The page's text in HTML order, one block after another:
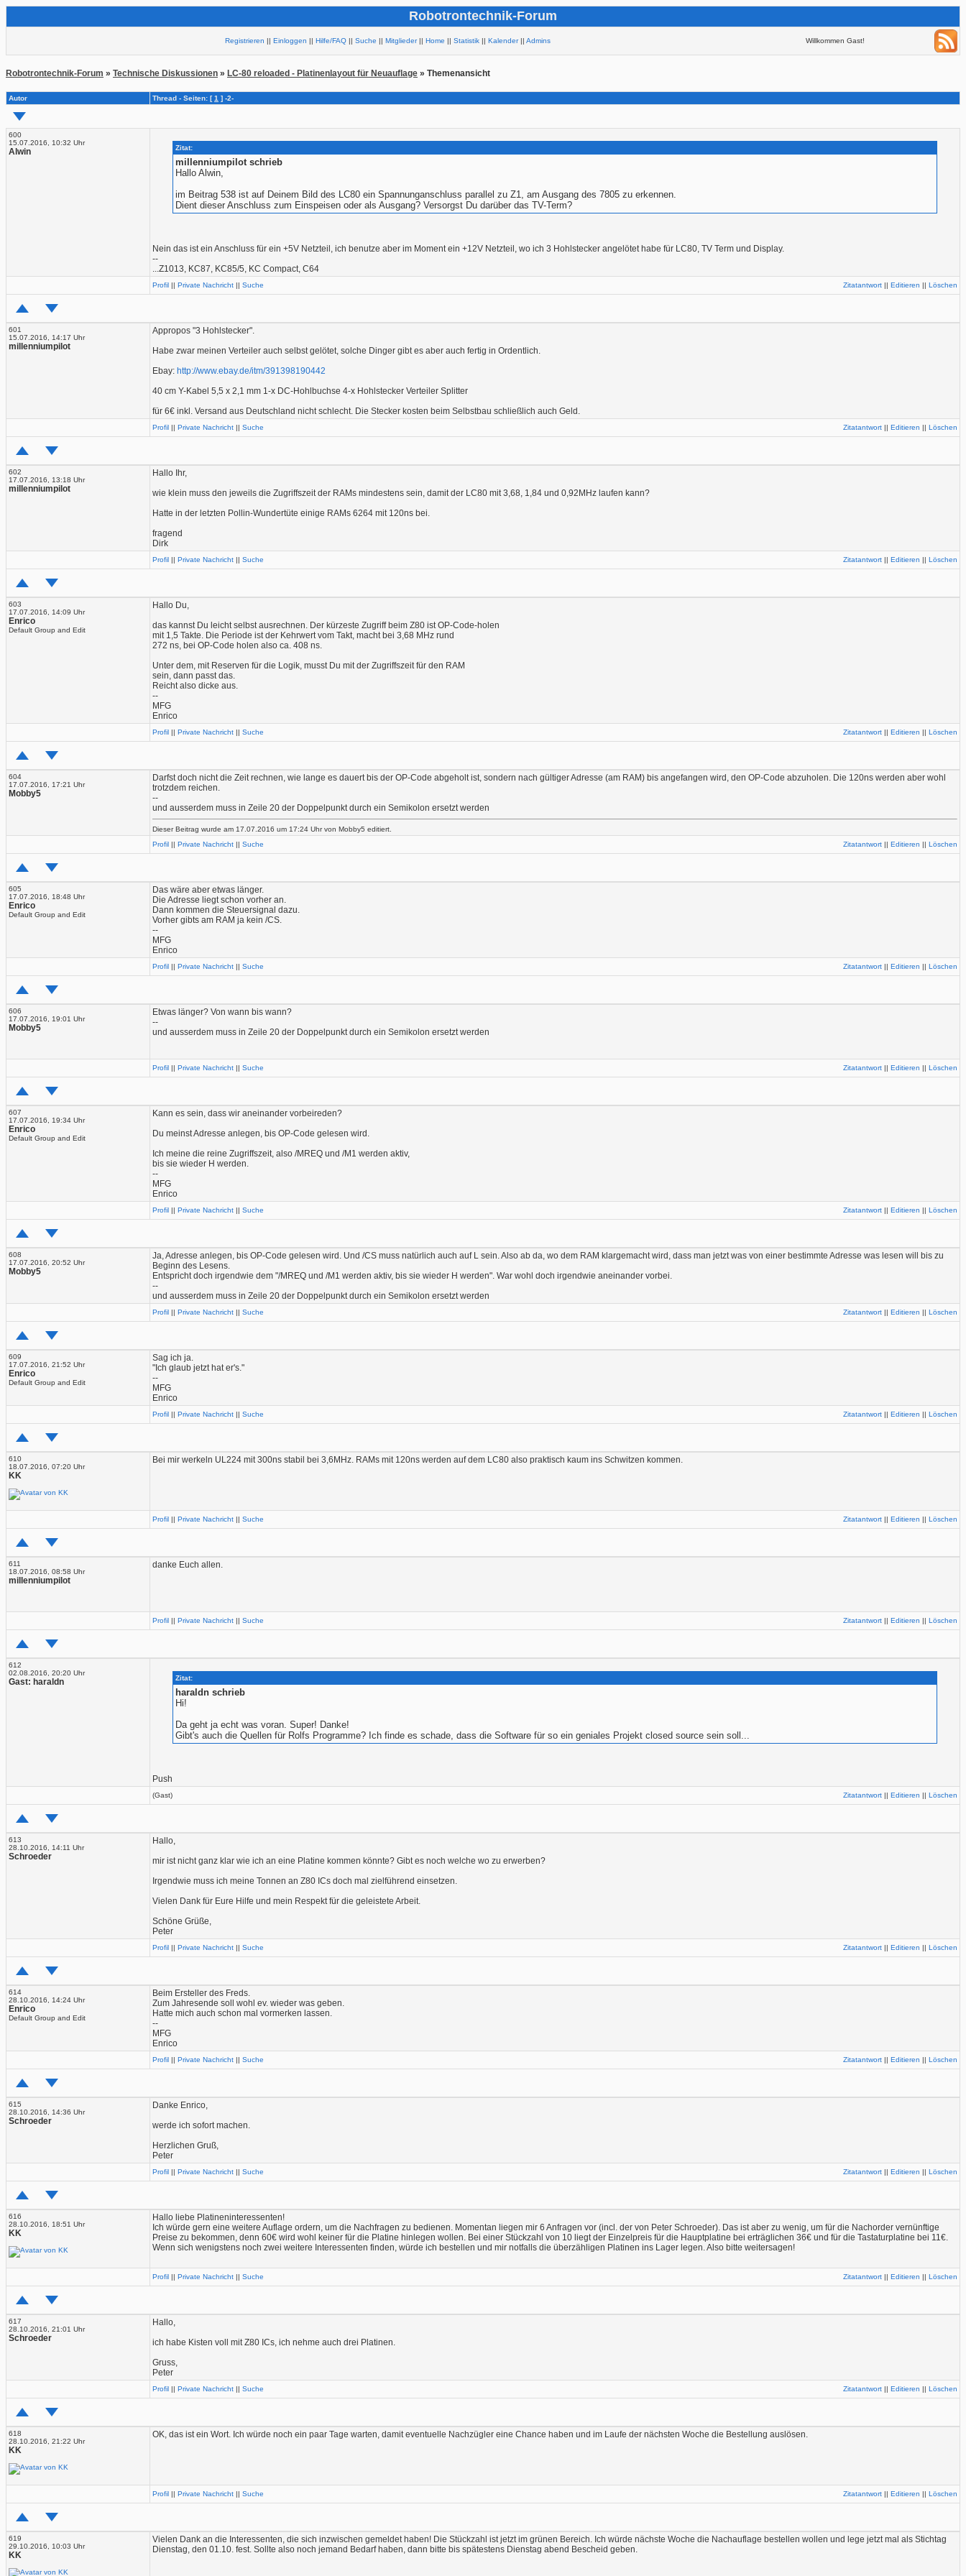
Robotrontechnik-Forum
Registrieren || Einloggen || Hilfe/FAQ|| Suche || Mitglieder|| Home || Statistik|| Kalender|| Admins Willkommen Gast!
Robotrontechnik-Forum » Technische Diskussionen » LC-80 reloaded - Platinenlayout für Neuauflage » Themenansicht
Autor Thread - Seiten: [1 ] -2-
600
15.07.2016, 10:32 Uhr
Alwin Zitat:
millenniumpilot schrieb
Hallo Alwin,
im Beitrag 538 ist auf Deinem Bild des LC80 ein Spannunganschluss parallel zu Z1, am Ausgang des 7805 zu erkennen.
Dient dieser Anschluss zum Einspeisen oder als Ausgang? Versorgst Du darüber das TV-Term?
Nein das ist ein Anschluss für ein +5V Netzteil, ich benutze aber im Moment ein +12V Netzteil, wo ich 3 Hohlstecker angelötet habe für LC80, TV Term und Display.
--
...Z1013, KC87, KC85/5, KC Compact, C64
Profil || Private Nachricht || Suche Zitatantwort || Editieren || Löschen
601
15.07.2016, 14:17 Uhr
millenniumpilot
Appropos "3 Hohlstecker".
Habe zwar meinen Verteiler auch selbst gelötet, solche Dinger gibt es aber auch fertig in Ordentlich.
Ebay: http://www.ebay.de/itm/391398190442
40 cm Y-Kabel 5,5 x 2,1 mm 1-x DC-Hohlbuchse 4-x Hohlstecker Verteiler Splitter
für 6€ inkl. Versand aus Deutschland nicht schlecht. Die Stecker kosten beim Selbstbau schließlich auch Geld.
Profil || Private Nachricht || Suche Zitatantwort || Editieren || Löschen
602
17.07.2016, 13:18 Uhr
millenniumpilot
Hallo Ihr,
wie klein muss den jeweils die Zugriffszeit der RAMs mindestens sein, damit der LC80 mit 3,68, 1,84 und 0,92MHz laufen kann?
Hatte in der letzten Pollin-Wundertüte einige RAMs 6264 mit 120ns bei.
fragend
Dirk
Profil || Private Nachricht || Suche Zitatantwort || Editieren || Löschen
603
17.07.2016, 14:09 Uhr
Enrico
Default Group and Edit
Hallo Du,
das kannst Du leicht selbst ausrechnen. Der kürzeste Zugriff beim Z80 ist OP-Code-holen
mit 1,5 Takte. Die Periode ist der Kehrwert vom Takt, macht bei 3,68 MHz rund
272 ns, bei OP-Code holen also ca. 408 ns.
Unter dem, mit Reserven für die Logik, musst Du mit der Zugriffszeit für den RAM
sein, dann passt das.
Reicht also dicke aus.
--
MFG
Enrico
Profil || Private Nachricht || Suche Zitatantwort || Editieren || Löschen
604
17.07.2016, 17:21 Uhr
Mobby5
Darfst doch nicht die Zeit rechnen, wie lange es dauert bis der OP-Code abgeholt ist, sondern nach gültiger Adresse (am RAM) bis angefangen wird, den OP-Code abzuholen. Die 120ns werden aber wohl
trotzdem reichen.
--
und ausserdem muss in Zeile 20 der Doppelpunkt durch ein Semikolon ersetzt werden
Dieser Beitrag wurde am 17.07.2016 um 17:24 Uhr von Mobby5 editiert.
Profil || Private Nachricht || Suche Zitatantwort || Editieren || Löschen
605
17.07.2016, 18:48 Uhr
Enrico
Default Group and Edit
Das wäre aber etwas länger.
Die Adresse liegt schon vorher an.
Dann kommen die Steuersignal dazu.
Vorher gibts am RAM ja kein /CS.
--
MFG
Enrico
Profil || Private Nachricht || Suche Zitatantwort || Editieren || Löschen
606
17.07.2016, 19:01 Uhr
Mobby5
Etwas länger? Von wann bis wann?
--
und ausserdem muss in Zeile 20 der Doppelpunkt durch ein Semikolon ersetzt werden
Profil || Private Nachricht || Suche Zitatantwort || Editieren || Löschen
607
17.07.2016, 19:34 Uhr
Enrico
Default Group and Edit
Kann es sein, dass wir aneinander vorbeireden?
Du meinst Adresse anlegen, bis OP-Code gelesen wird.
Ich meine die reine Zugriffszeit, also /MREQ und /M1 werden aktiv,
bis sie wieder H werden.
--
MFG
Enrico
Profil || Private Nachricht || Suche Zitatantwort || Editieren || Löschen
608
17.07.2016, 20:52 Uhr
Mobby5
Ja, Adresse anlegen, bis OP-Code gelesen wird. Und /CS muss natürlich auch auf L sein. Also ab da, wo dem RAM klargemacht wird, dass man jetzt was von einer bestimmte Adresse was lesen will bis zu
Beginn des Lesens.
Entspricht doch irgendwie dem "/MREQ und /M1 werden aktiv, bis sie wieder H werden". War wohl doch irgendwie aneinander vorbei.
--
und ausserdem muss in Zeile 20 der Doppelpunkt durch ein Semikolon ersetzt werden
Profil || Private Nachricht || Suche Zitatantwort || Editieren || Löschen
609
17.07.2016, 21:52 Uhr
Enrico
Default Group and Edit
Sag ich ja.
"Ich glaub jetzt hat er's."
--
MFG
Enrico
Profil || Private Nachricht || Suche Zitatantwort || Editieren || Löschen
610
18.07.2016, 07:20 Uhr
KK
Bei mir werkeln UL224 mit 300ns stabil bei 3,6MHz. RAMs mit 120ns werden auf dem LC80 also praktisch kaum ins Schwitzen kommen.
Profil || Private Nachricht || Suche Zitatantwort || Editieren || Löschen
611
18.07.2016, 08:58 Uhr
millenniumpilot
danke Euch allen.
Profil || Private Nachricht || Suche Zitatantwort || Editieren || Löschen
612
02.08.2016, 20:20 Uhr
Gast: haraldn Zitat:
haraldn schrieb
Hi!
Da geht ja echt was voran. Super! Danke!
Gibt's auch die Quellen für Rolfs Programme? Ich finde es schade, dass die Software für so ein geniales Projekt closed source sein soll...
Push
(Gast) Zitatantwort || Editieren || Löschen
613
28.10.2016, 14:11 Uhr
Schroeder
Hallo,
mir ist nicht ganz klar wie ich an eine Platine kommen könnte? Gibt es noch welche wo zu erwerben?
Irgendwie muss ich meine Tonnen an Z80 ICs doch mal zielführend einsetzen.
Vielen Dank für Eure Hilfe und mein Respekt für die geleistete Arbeit.
Schöne Grüße,
Peter
Profil || Private Nachricht || Suche Zitatantwort || Editieren || Löschen
614
28.10.2016, 14:24 Uhr
Enrico
Default Group and Edit
Beim Ersteller des Freds.
Zum Jahresende soll wohl ev. wieder was geben.
Hatte mich auch schon mal vormerken lassen.
--
MFG
Enrico
Profil || Private Nachricht || Suche Zitatantwort || Editieren || Löschen
615
28.10.2016, 14:36 Uhr
Schroeder
Danke Enrico,
werde ich sofort machen.
Herzlichen Gruß,
Peter
Profil || Private Nachricht || Suche Zitatantwort || Editieren || Löschen
616
28.10.2016, 18:51 Uhr
KK
Hallo liebe Platineninteressenten!
Ich würde gern eine weitere Auflage ordern, um die Nachfragen zu bedienen. Momentan liegen mir 6 Anfragen vor (incl. der von Peter Schroeder). Das ist aber zu wenig, um für die Nachorder vernünftige
Preise zu bekommen, denn 60€ wird wohl keiner für die Platine hinlegen wollen. Bei einer Stückzahl von 10 liegt der Einzelpreis für die Hauptplatine bei erträglichen 36€ und für die Tastaturplatine bei 11€.
Wenn sich wenigstens noch zwei weitere Interessenten finden, würde ich bestellen und mir notfalls die überzähligen Platinen ins Lager legen. Also bitte weitersagen!
Profil || Private Nachricht || Suche Zitatantwort || Editieren || Löschen
617
28.10.2016, 21:01 Uhr
Schroeder
Hallo,
ich habe Kisten voll mit Z80 ICs, ich nehme auch drei Platinen.
Gruss,
Peter
Profil || Private Nachricht || Suche Zitatantwort || Editieren || Löschen
618
28.10.2016, 21:22 Uhr
KK
OK, das ist ein Wort. Ich würde noch ein paar Tage warten, damit eventuelle Nachzügler eine Chance haben und im Laufe der nächsten Woche die Bestellung auslösen.
Profil || Private Nachricht || Suche Zitatantwort || Editieren || Löschen
619
29.10.2016, 10:03 Uhr
KK
Vielen Dank an die Interessenten, die sich inzwischen gemeldet haben! Die Stückzahl ist jetzt im grünen Bereich. Ich würde nächste Woche die Nachauflage bestellen wollen und lege jetzt mal als Stichtag
Dienstag, den 01.10. fest. Sollte also noch jemand Bedarf haben, dann bitte bis spätestens Dienstag abend Bescheid geben.